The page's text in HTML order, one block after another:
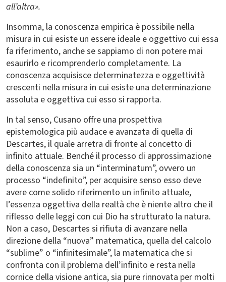
all’altra».
Insomma, la conoscenza empirica è possibile nella
misura in cui esiste un essere ideale e oggettivo cui essa
fa riferimento, anche se sappiamo di non potere mai
esaurirlo e ricomprenderlo completamente. La
conoscenza acquisisce determinatezza e oggettività
crescenti nella misura in cui esiste una determinazione
assoluta e oggettiva cui esso si rapporta.
In tal senso, Cusano offre una prospettiva
epistemologica più audace e avanzata di quella di
Descartes, il quale arretra di fronte al concetto di
infinito attuale. Benché il processo di approssimazione
della conoscenza sia un “interminatum”, ovvero un
processo “indefinito”, per acquisire senso esso deve
avere come solido riferimento un infinito attuale,
l’essenza oggettiva della realtà che è niente altro che il
riflesso delle leggi con cui Dio ha strutturato la natura.
Non a caso, Descartes si rifiuta di avanzare nella
direzione della “nuova” matematica, quella del calcolo
“sublime” o “infinitesimale”, la matematica che si
confronta con il problema dell’infinito e resta nella
cornice della visione antica, sia pure rinnovata per molti